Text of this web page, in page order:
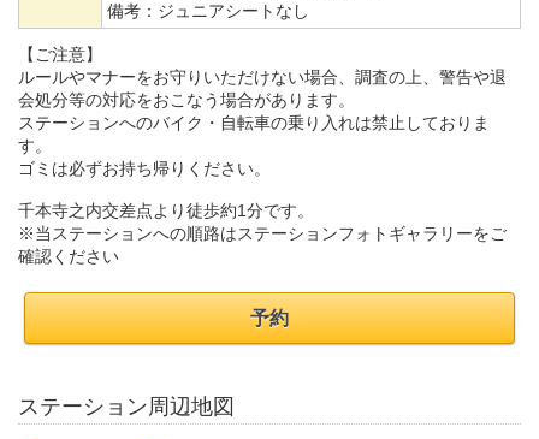
備考： ジュニアシートなし
【ご注意】
ルールやマナーをお守りいただけない場合、調査の上、警告や退
会処分等の対応をおこなう場合があります。
ステーションへのバイク・自転車の乗り入れは禁止しておりま
す。
ゴミは必ずお持ち帰りください。
千本寺之内交差点より徒歩約1分です。
※当ステーションへの順路はステーションフォトギャラリーをご
確認ください
予約
ステーション周辺地図